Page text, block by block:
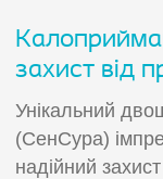
захист від
Унікальний
(СенСура)
надійний